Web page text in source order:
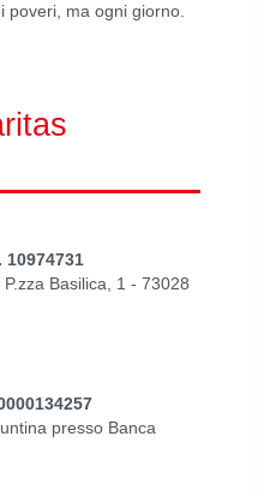
poveri, ma ogni giorno.
Basilica, 1 - 73028
presso Banca